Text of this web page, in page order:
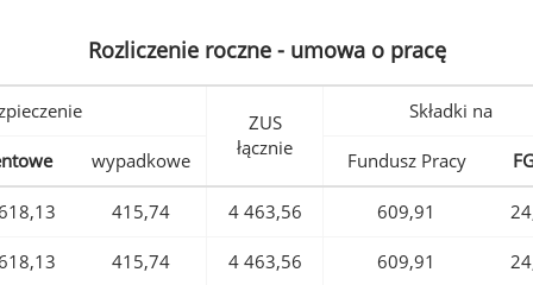
Rozliczenie roczne - umowa o pracę
ZUS
łącznie
Składki na
wypadkowe Fundusz Pracy
415,74 4 463,56 609,91
415,74 4 463,56 609,91